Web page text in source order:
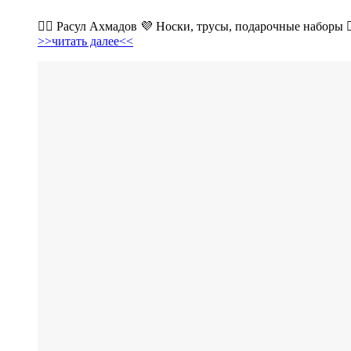
💁‍♂ Расул Ахмадов 💜 Носки, трусы, подарочные наборы
>>читать далее<<